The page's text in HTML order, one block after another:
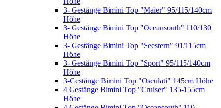
3- Gestänge Bimini Top "Maier" 95/115/140cm
Höhe
3- Gestänge Bimini Top "Oceansouth" 110/130
Höhe
3- Gestänge Bimini Top "Seestern" 91/115cm
Höhe
3- Gestänge Bimini Top "Sport" 95/115/140cm
Höhe
3-Gestänge Bimini Top "Osculati" 145cm Höhe
4 Gestänge Bimini Top "Cruiser" 135-155cm
Höhe